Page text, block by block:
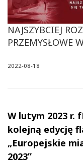
NAJSZYBCIEJ
PRZEMYSŁOWE
2022-08-18
W lutym 2023 r.
kolejną edycję
„Europejskie
2023”